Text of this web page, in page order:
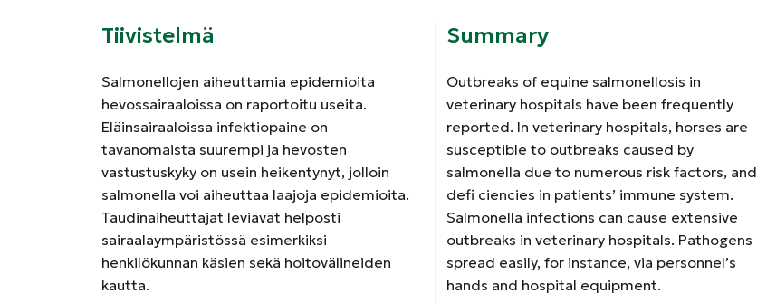
Tiivistelmä
Salmonellojen aiheuttamia epidemioita
hevossairaaloissa on raportoitu useita.
Eläinsairaaloissa infektiopaine on
tavanomaista suurempi ja hevosten
vastustuskyky on usein heikentynyt, jolloin
salmonella voi aiheuttaa laajoja epidemioita.
Taudinaiheuttajat leviävät helposti
sairaalaympäristössä esimerkiksi
henkilökunnan käsien sekä hoitovälineiden
kautta.
Summary
Outbreaks of equine salmonellosis in
veterinary hospitals have been frequently
reported. In veterinary hospitals, horses are
susceptible to outbreaks caused by
salmonella due to numerous risk factors, and
defi ciencies in patients’ immune system.
Salmonella infections can cause extensive
outbreaks in veterinary hospitals. Pathogens
spread easily, for instance, via personnel’s
hands and hospital equipment.